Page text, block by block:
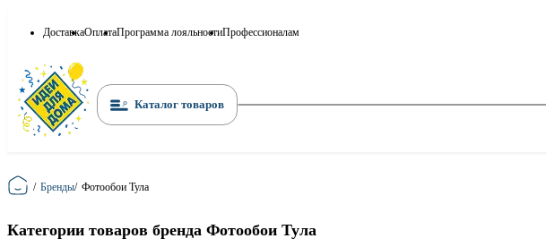
ДоставкаОплатаПрограмма лояльностиПрофессионалам
Каталог товаров
Главная
/ Бренды/ Фотообои Тула
Категории товаров бренда Фотообои Тула